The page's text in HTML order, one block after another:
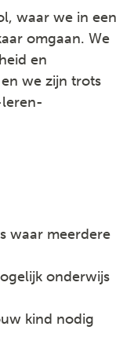
waar we in een
omgaan. We
en
we zijn trots
waar meerdere
onderwijs
kind nodig